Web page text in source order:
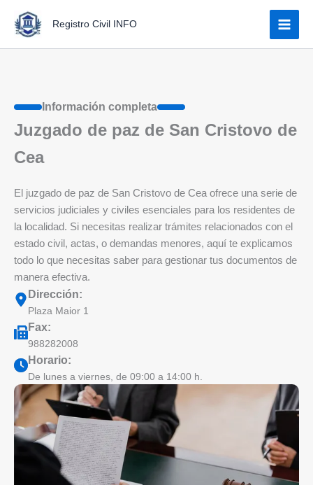
contenido
Registro Civil INFO
Información completa
Juzgado de paz de San Cristovo de
Cea
El juzgado de paz de San Cristovo de Cea ofrece una serie de
servicios judiciales y civiles esenciales para los residentes de
la localidad. Si necesitas realizar trámites relacionados con el
estado civil, actas, o demandas menores, aquí te explicamos
todo lo que necesitas saber para gestionar tus documentos de
manera efectiva.
Dirección:
Plaza Maior 1
Fax:
988282008
Horario:
De lunes a viernes, de 09:00 a 14:00 h.